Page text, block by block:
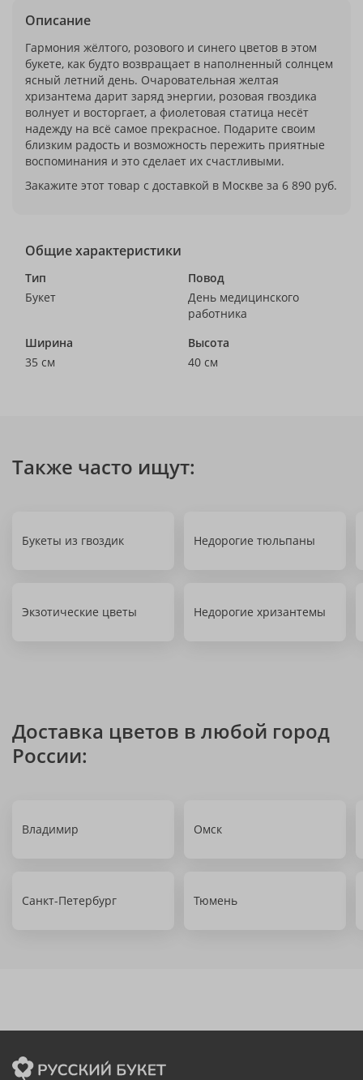
Описание
Гармония жёлтого, розового и синего цветов в этом
букете, как будто возвращает в наполненный солнцем
ясный летний день. Очаровательная желтая
хризантема дарит заряд энергии, розовая гвоздика
волнует и восторгает, а фиолетовая статица несёт
надежду на всё самое прекрасное. Подарите своим
близким радость и возможность пережить приятные
воспоминания и это сделает их счастливыми.
Закажите этот товар с доставкой в Москве за 6 890 руб.
Общие характеристики
Тип
Букет
Повод
День медицинского
работника
Ширина
35 см
Высота
40 см
Также часто ищут:
Букеты из гвоздик Недорогие тюльпаны
Экзотические цветы Недорогие хризантемы
Доставка цветов в любой город
России:
Владимир Омск
Санкт-Петербург Тюмень